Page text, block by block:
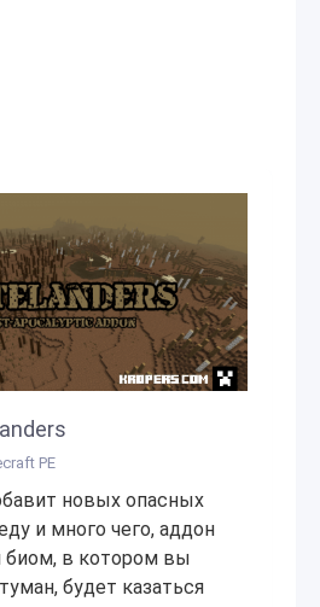
PE
новых опасных
и много чего, аддон
биом, в котором вы
будет казаться